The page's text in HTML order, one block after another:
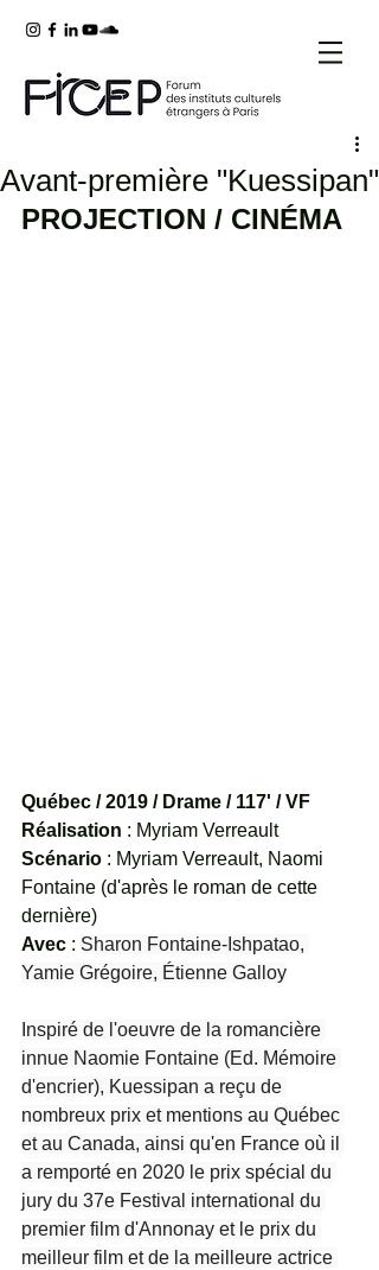
Avant-première "Kuessipan"
PROJECTION / CINÉMA
Québec / 2019 / Drame / 117' / VF
Réalisation : Myriam Verreault
Scénario : Myriam Verreault, Naomi
Fontaine (d'après le roman de cette
dernière)
Avec : Sharon Fontaine-Ishpatao,
Yamie Grégoire, Étienne Galloy
Inspiré de l'oeuvre de la romancière
innue Naomie Fontaine (Ed. Mémoire
d'encrier), Kuessipan a reçu de
nombreux prix et mentions au Québec
et au Canada, ainsi qu'en France où il
a remporté en 2020 le prix spécial du
jury du 37e Festival international du
premier film d'Annonay et le prix du
meilleur film et de la meilleure actrice